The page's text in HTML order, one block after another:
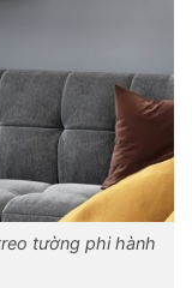
tường phi hành